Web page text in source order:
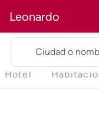
Leonardo
Ciudad o
Hotel